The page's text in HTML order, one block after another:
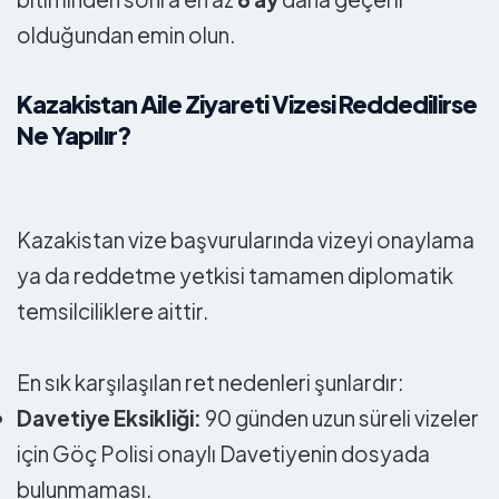
olduğundan emin olun.
Kazakistan Aile Ziyareti Vizesi Reddedilirse
Ne Yapılır?
Kazakistan vize başvurularında vizeyi onaylama
ya da reddetme yetkisi tamamen diplomatik
temsilciliklere aittir.
En sık karşılaşılan ret nedenleri şunlardır:
Davetiye Eksikliği: 90 günden uzun süreli vizeler
için Göç Polisi onaylı Davetiyenin dosyada
bulunmaması.